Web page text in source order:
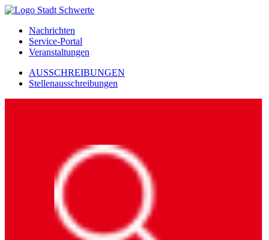
Nachrichten
Service-Portal
Veranstaltungen
AUSSCHREIBUNGEN
Stellenausschreibungen